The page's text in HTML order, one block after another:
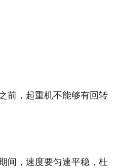
前，起重机不能够有回转
间，速度要匀速平稳，杜